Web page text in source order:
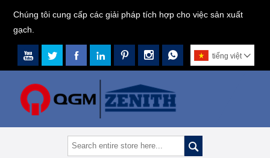
Chúng tôi cung cấp các giải pháp tích hợp cho việc sản xuất
gạch.
       tiếng việt 
